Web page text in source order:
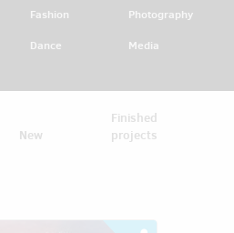
Fashion
Photography
Dance
Media
New
Finished
projects